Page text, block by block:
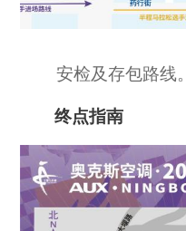
安检及存包路线。
终点指南